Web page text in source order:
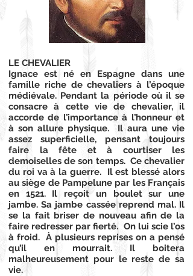
LE CHEVALIER
Ignace est né en Espagne dans une
famille riche de chevaliers à l’époque
médiévale. Pendant la période où il se
consacre à cette vie de chevalier, il
accorde de l’importance à l’honneur et
à son allure physique. Il aura une vie
assez superficielle, pensant toujours
faire la fête et à courtiser les
demoiselles de son temps. Ce chevalier
du roi va à la guerre. Il est blessé alors
au siège de Pampelune par les Français
en 1521. Il reçoit un boulet sur une
jambe. Sa jambe cassée reprend mal. Il
se la fait briser de nouveau afin de la
faire redresser par fierté. On lui scie l’os
à froid. À plusieurs reprises on a pensé
qu’il en mourrait. Il boitera
malheureusement pour le reste de sa
vie.